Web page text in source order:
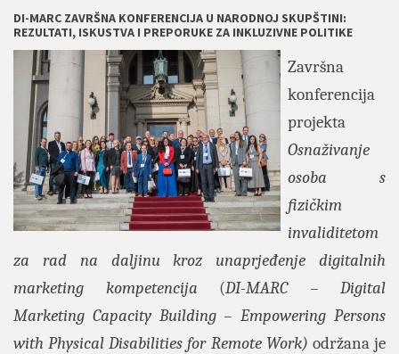
DI-MARC ZAVRŠNA KONFERENCIJA U NARODNOJ SKUPŠTINI:
REZULTATI, ISKUSTVA I PREPORUKE ZA INKLUZIVNE POLITIKE
Završna
konferencija
projekta
Osnaživanje
osoba s
fizičkim
invaliditetom
za rad na daljinu kroz unaprjeđenje digitalnih
marketing kompetencija (DI-MARC – Digital
Marketing Capacity Building – Empowering Persons
with Physical Disabilities for Remote Work) održana je